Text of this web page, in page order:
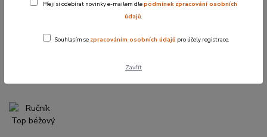
Přeji si odebírat novinky e-mailem dlepodmínek zpracování osobních
údajů.
Souhlasím se zpracováním osobních údajů pro účely registrace.
Zavřít